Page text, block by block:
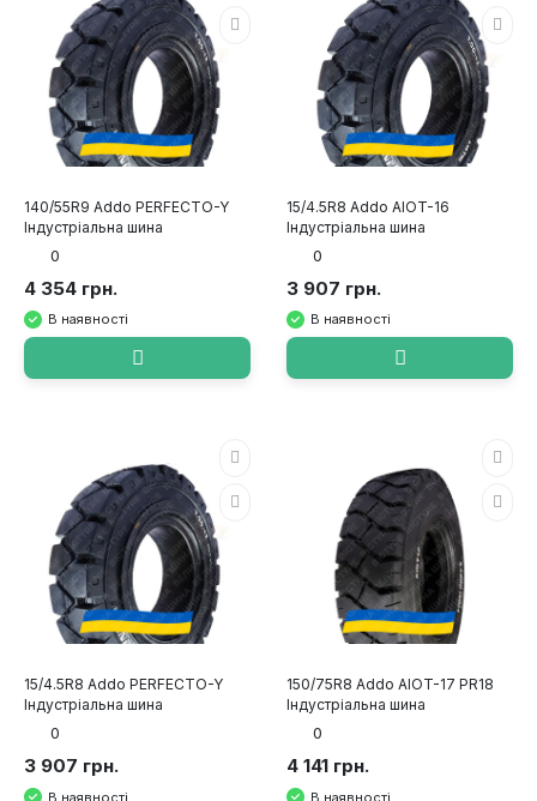
140/55R9 Addo PERFECTO-Y
Індустріальна шина
0
4 354 грн.
В наявності
15/4.5R8 Addo AIOT-16
Індустріальна шина
0
3 907 грн.
В наявності
15/4.5R8 Addo PERFECTO-Y
Індустріальна шина
0
3 907 грн.
В наявності
150/75R8 Addo AIOT-17 PR18
Індустріальна шина
0
4 141 грн.
В наявності